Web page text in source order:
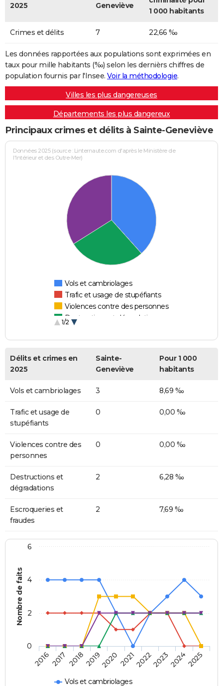
2025
Geneviève
1 000 habitants
Crimes et délits 7 22,66 ‰
Les données rapportées aux populations sont exprimées en
taux pour mille habitants (‰) selon les dernièrs chiffres de
population fournis par l'Insee. Voir la méthodologie.
Villes les plus dangereuses
Départements les plus dangereux
Principaux crimes et délits à Sainte-Geneviève
Données 2025 (source : Linternaute.com d'après le Ministère de
l'Intérieur et des Outre-Mer)
Vols et cambriolages
Trafic et usage de stupéfiants
Violences contre des personnes
Destructions et dégradations
1/2
Délits et crimes en
2025
Sainte-
Geneviève
Pour 1 000
habitants
Vols et cambriolages 3 8,69 ‰
Trafic et usage de
stupéfiants
0 0,00 ‰
Violences contre des
personnes
0 0,00 ‰
Destructions et
dégradations
2 6,28 ‰
Escroqueries et
fraudes
2 7,69 ‰
Nombre de faits
Vols et cambriolages
20162017 20182019202020212022202320242025
0
2
4
6